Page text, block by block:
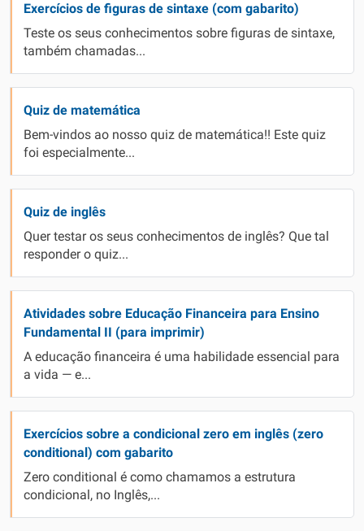
Exercícios de figuras de sintaxe (com gabarito)
Teste os seus conhecimentos sobre figuras de sintaxe,
também chamadas...
Quiz de matemática
Bem-vindos ao nosso quiz de matemática!! Este quiz
foi especialmente...
Quiz de inglês
Quer testar os seus conhecimentos de inglês? Que tal
responder o quiz...
Atividades sobre Educação Financeira para Ensino
Fundamental II (para imprimir)
A educação financeira é uma habilidade essencial para
a vida — e...
Exercícios sobre a condicional zero em inglês (zero
conditional) com gabarito
Zero conditional é como chamamos a estrutura
condicional, no Inglês,...